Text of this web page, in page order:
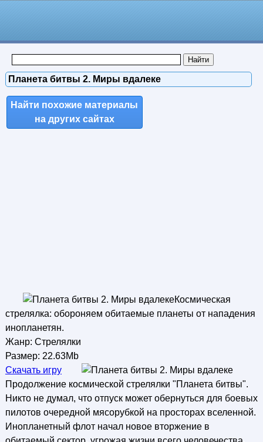
Планета битвы 2. Миры вдалеке
Найти похожие материалы
на других сайтах
Космическая
стрелялка: обороняем обитаемые планеты от нападения
инопланетян.
Жанр: Стрелялки
Размер: 22.63Mb
Скачать игру
Продолжение космической стрелялки "Планета битвы".
Никто не думал, что отпуск может обернуться для боевых
пилотов очередной мясорубкой на просторах вселенной.
Инопланетный флот начал новое вторжение в